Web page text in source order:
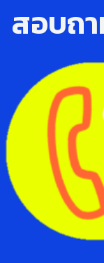
สอบถา